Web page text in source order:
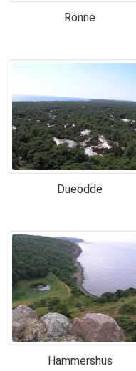
Ronne
Dueodde
Hammershus